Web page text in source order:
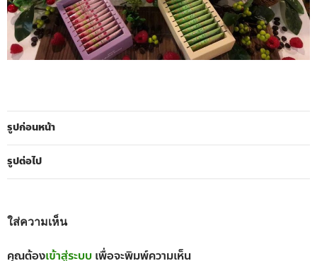
รูปก่อนหน้า
รูปต่อไป
ใส่ความเห็น
คุณต้องเข้าสู่ระบบ เพื่อจะพิมพ์ความเห็น